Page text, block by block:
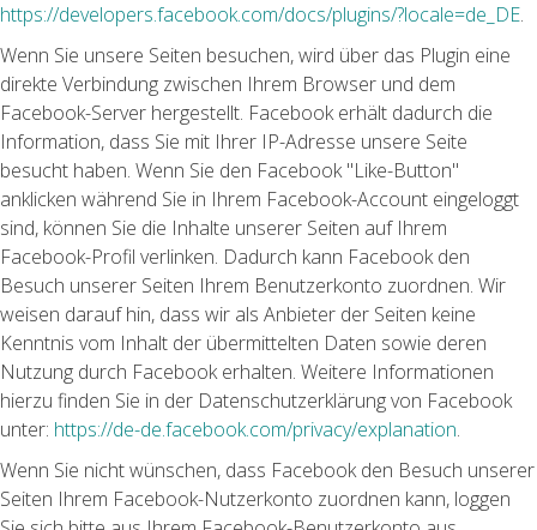
https://developers.facebook.com/docs/plugins/?locale=de_DE.
Wenn Sie unsere Seiten besuchen, wird über das Plugin eine
direkte Verbindung zwischen Ihrem Browser und dem
Facebook-Server hergestellt. Facebook erhält dadurch die
Information, dass Sie mit Ihrer IP-Adresse unsere Seite
besucht haben. Wenn Sie den Facebook "Like-Button"
anklicken während Sie in Ihrem Facebook-Account eingeloggt
sind, können Sie die Inhalte unserer Seiten auf Ihrem
Facebook-Profil verlinken. Dadurch kann Facebook den
Besuch unserer Seiten Ihrem Benutzerkonto zuordnen. Wir
weisen darauf hin, dass wir als Anbieter der Seiten keine
Kenntnis vom Inhalt der übermittelten Daten sowie deren
Nutzung durch Facebook erhalten. Weitere Informationen
hierzu finden Sie in der Datenschutzerklärung von Facebook
unter: https://de-de.facebook.com/privacy/explanation.
Wenn Sie nicht wünschen, dass Facebook den Besuch unserer
Seiten Ihrem Facebook-Nutzerkonto zuordnen kann, loggen